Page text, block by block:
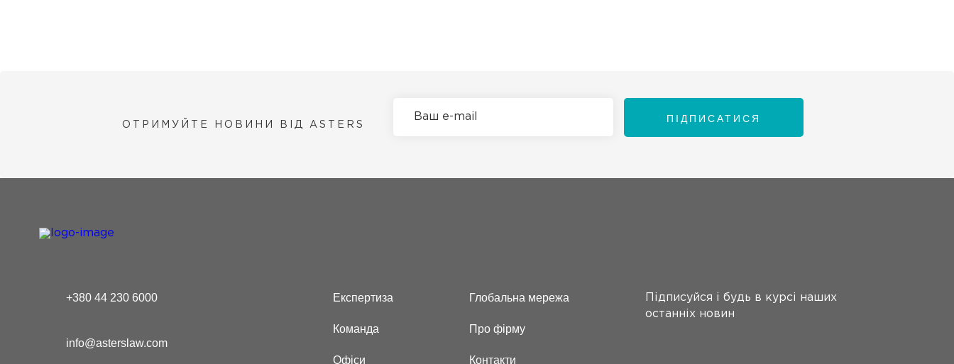
ОТРИМУЙТЕ НОВИНИ ВІД ASTERS
ПІДПИСАТИСЯ
+380 44 230 6000
info@asterslaw.com
Експертиза
Команда
Офіси
Глобальна мережа
Про фірму
Контакти
Підписуйся і будь в курсі наших
останніх новин